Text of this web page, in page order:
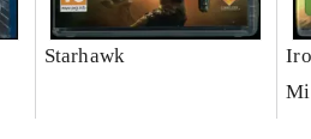
Starhawk